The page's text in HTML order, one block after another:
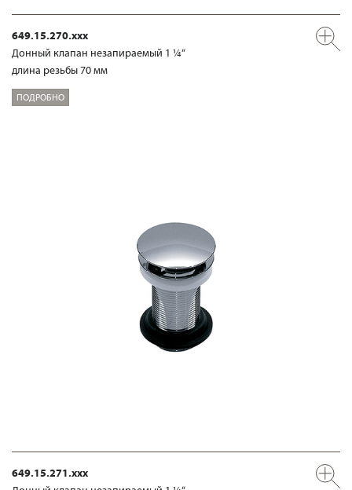
649.15.270.xxx
Донный клапан незапираемый 1 ¼“
длина резьбы 70 мм
ПОДРОБНО
649.15.271.xxx